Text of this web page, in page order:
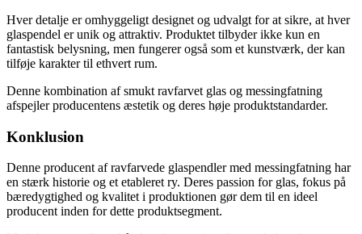
Hver detalje er omhyggeligt designet og udvalgt for at sikre, at hver
glaspendel er unik og attraktiv. Produktet tilbyder ikke kun en
fantastisk belysning, men fungerer også som et kunstværk, der kan
tilføje karakter til ethvert rum.
Denne kombination af smukt ravfarvet glas og messingfatning
afspejler producentens æstetik og deres høje produktstandarder.
Konklusion
Denne producent af ravfarvede glaspendler med messingfatning har
en stærk historie og et etableret ry. Deres passion for glas, fokus på
bæredygtighed og kvalitet i produktionen gør dem til en ideel
producent inden for dette produktsegment.